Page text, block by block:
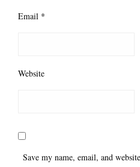
Email *
Website
Save my name, email, and